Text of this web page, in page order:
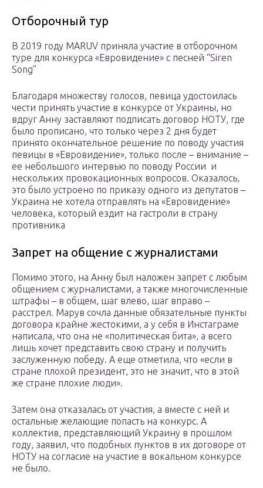
Отборочный тур
В 2019 году MARUV приняла участие в отборочном
туре для конкурса «Евровидение» с песней “Siren
Song”
Благодаря множеству голосов, певица удостоилась
чести принять участие в конкурсе от Украины, но
вдруг Анну заставляют подписать договор НОТУ, где
было прописано, что только через 2 дня будет
принято окончательное решение по поводу участия
певицы в «Евровидение», только после – внимание –
ее небольшого интервью по поводу России и
нескольких провокационных вопросов. Оказалось,
это было устроено по приказу одного из депутатов –
Украина не хотела отправлять на «Евровидение»
человека, который ездит на гастроли в страну
противника
Запрет на общение с журналистами
Помимо этого, на Анну был наложен запрет с любым
общением с журналистами, а также многочисленные
штрафы – в общем, шаг влево, шаг вправо –
расстрел. Марув сочла данные обязательные пункты
договора крайне жестокими, а у себя в Инстаграме
написала, что она не «политическая бита», а всего
лишь хочет представить свою страну и получить
заслуженную победу. А еще отметила, что «если в
стране плохой президент, это не значит, что в этой
же стране плохие люди».
Затем она отказалась от участия, а вместе с ней и
остальные желающие попасть на конкурс. А
коллектив, представляющий Украину в прошлом
году, заявил, что подобных пунктов в их договоре от
НОТУ на согласие на участие в вокальном конкурсе
не было.